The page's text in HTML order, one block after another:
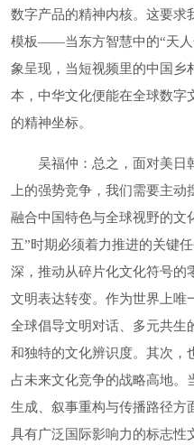
数字产品的精神内核。这要求
模板——当东方智慧中的“天人
象呈现，当短视频里的中国乡
本，中华文化便能在全球数字
的精神坐标。
吴福仲：总之，面对美日
上的强势竞争，我们需要主
融合中国特色与全球视野的文
五”时期必须着力推进的关键
深，推动从碎片化文化符号的
文明表达转变。作为世界上唯
全球倡导文明对话、多元共生
和独特的文化辨识度。其次，
占未来文化竞争的战略高地。
生成、叙事重构与传播路径方
具有广泛国际影响力的标志性